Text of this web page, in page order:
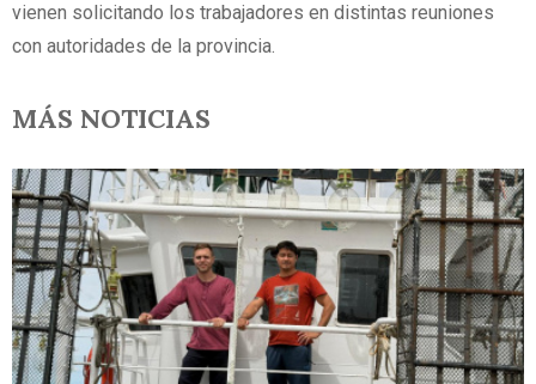
vienen solicitando los trabajadores en distintas reuniones
con autoridades de la provincia.
MÁS NOTICIAS